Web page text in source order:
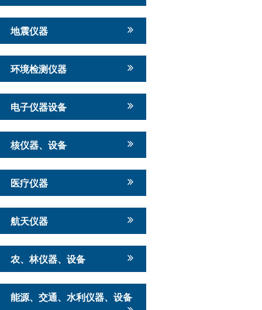
地震仪器
环境检测仪器
电子仪器设备
核仪器、设备
医疗仪器
航天仪器
农、林仪器、设备
能源、交通、水利仪器、设备